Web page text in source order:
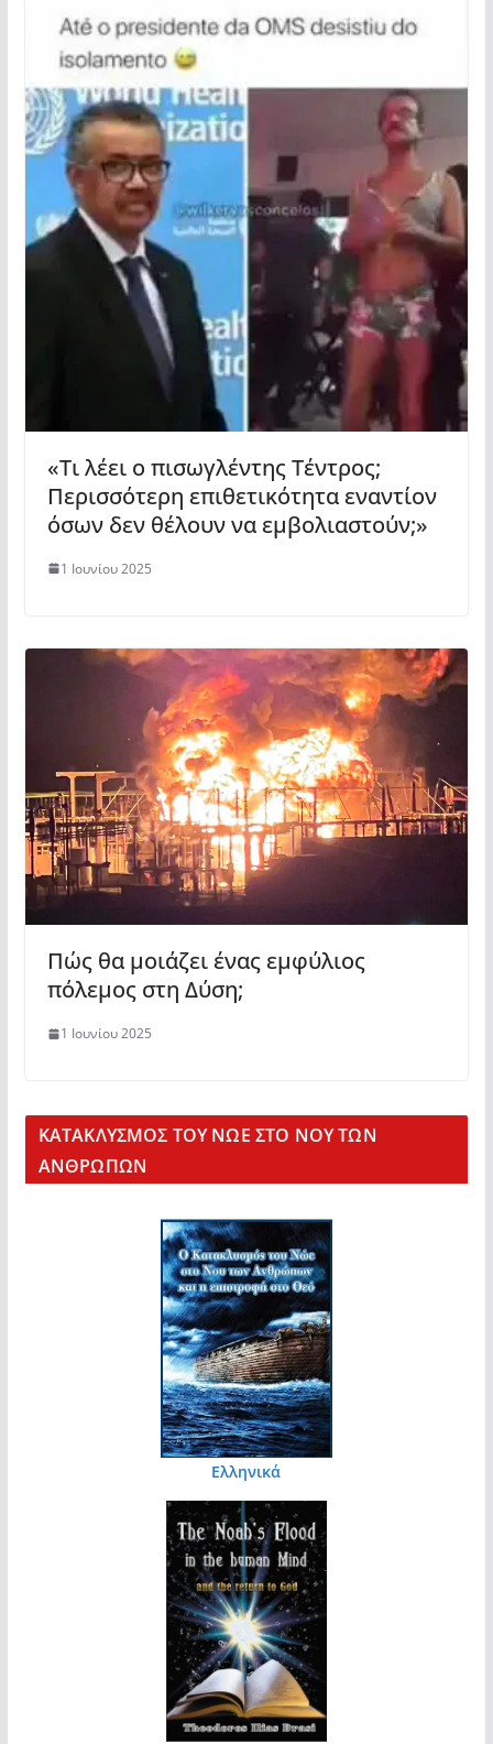
«Τι λέει ο πισωγλέντης Τέντρος;
Περισσότερη επιθετικότητα εναντίον
όσων δεν θέλουν να εμβολιαστούν;»
1 Ιουνίου 2025
Πώς θα μοιάζει ένας εμφύλιος
πόλεμος στη Δύση;
1 Ιουνίου 2025
KΑΤΑΚΛΥΣΜΟΣ ΤΟΥ ΝΩΕ ΣΤΟ ΝΟΥ ΤΩΝ
ΑΝΘΡΩΠΩΝ
Ελληνικά